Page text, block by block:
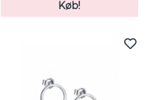
Køb!